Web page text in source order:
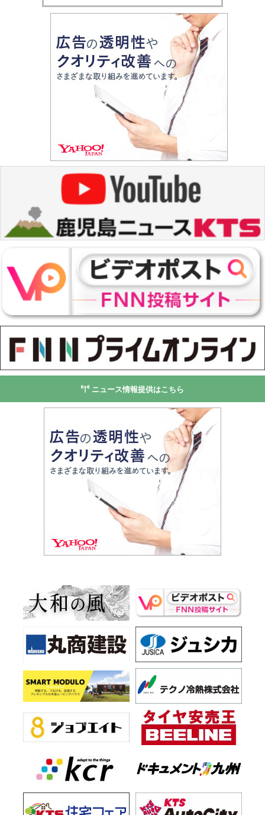
ニュース情報提供はこちら